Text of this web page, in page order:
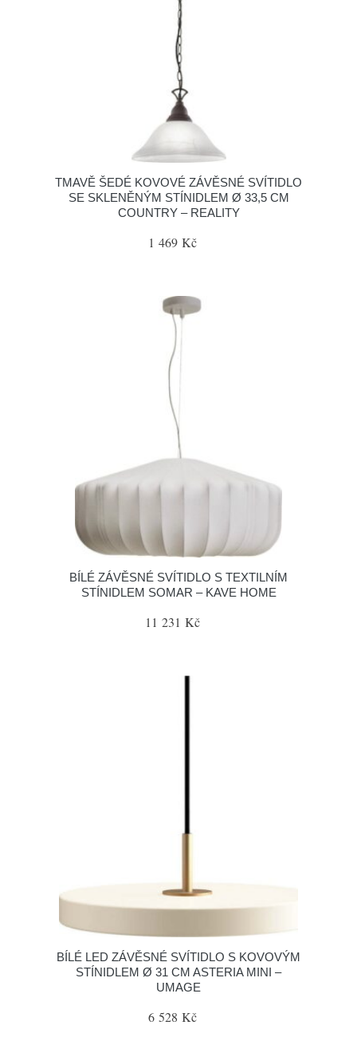
TMAVĚ ŠEDÉ KOVOVÉ ZÁVĚSNÉ SVÍTIDLO
SE SKLENĚNÝM STÍNIDLEM Ø 33,5 CM
COUNTRY – REALITY
1 469 Kč
BÍLÉ ZÁVĚSNÉ SVÍTIDLO S TEXTILNÍM
STÍNIDLEM SOMAR – KAVE HOME
11 231 Kč
BÍLÉ LED ZÁVĚSNÉ SVÍTIDLO S KOVOVÝM
STÍNIDLEM Ø 31 CM ASTERIA MINI –
UMAGE
6 528 Kč